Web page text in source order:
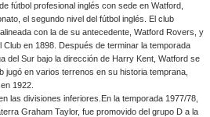
fútbol profesional inglés con sede en Watford,
el segundo nivel del fútbol inglés. El club
con la de su antecedente, Watford Rovers, y
en 1898. Después de terminar la temporada
del Sur bajo la dirección de Harry Kent, Watford se
jugó en varios terrenos en su historia temprana,
1922.
las divisiones inferiores.En la temporada 1977/78,
Graham Taylor, fue promovido del grupo D a la